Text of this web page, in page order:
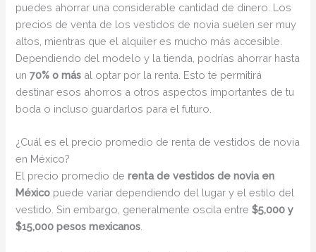
puedes ahorrar una considerable cantidad de dinero. Los
precios de venta de los vestidos de novia suelen ser muy
altos, mientras que el alquiler es mucho más accesible.
Dependiendo del modelo y la tienda, podrías ahorrar hasta
un70% o más al optar por la renta. Esto te permitirá
destinar esos ahorros a otros aspectos importantes de tu
boda o incluso guardarlos para el futuro.
¿Cuál es el precio promedio de renta de vestidos de novia
en México?
El precio promedio derenta de vestidos de novia en
México puede variar dependiendo del lugar y el estilo del
vestido. Sin embargo, generalmente oscila entre$5,000 y
$15,000 pesos mexicanos